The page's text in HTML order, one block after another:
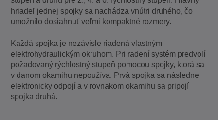
hriadeľ jednej spojky sa nachádza vnútri druhého, čo
umožnilo dosiahnuť veľmi kompaktné rozmery.
Každá spojka je nezávisle riadená vlastným
elektrohydraulickým okruhom. Pri radení systém predvolí
požadovaný rýchlostný stupeň pomocou spojky, ktorá sa
v danom okamihu nepoužíva. Prvá spojka sa následne
elektronicky odpojí a v rovnakom okamihu sa pripojí
spojka druhá.